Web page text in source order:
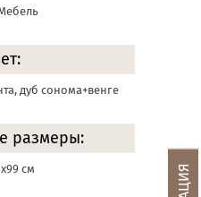
дуб сонома+венге
размеры:
см